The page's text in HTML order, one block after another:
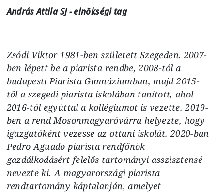
András Attila SJ - elnökségi tag
Zsódi Viktor 1981-ben született Szegeden. 2007-
ben lépett be a piarista rendbe, 2008-tól a
budapesti Piarista Gimnáziumban, majd 2015-
től a szegedi piarista iskolában tanított, ahol
2016-tól egyúttal a kollégiumot is vezette. 2019-
ben a rend Mosonmagyaróvárra helyezte, hogy
igazgatóként vezesse az ottani iskolát. 2020-ban
Pedro Aguado piarista rendfőnök
gazdálkodásért felelős tartományi asszisztensé
nevezte ki. A magyarországi piarista
rendtartomány káptalanján, amelyet